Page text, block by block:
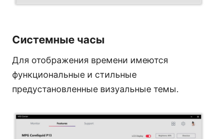
Системные часы
Для отображения времени имеются
функциональные и стильные
предустановленные визуальные темы.